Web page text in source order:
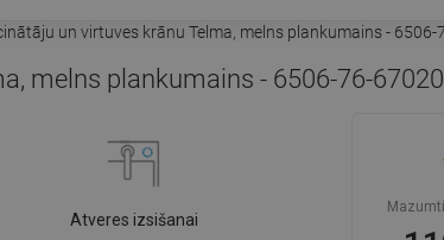
un virtuves krānu Telma, melns plankumains - 6506-
melns plankumains - 6506-76-
Atveres izsišanai